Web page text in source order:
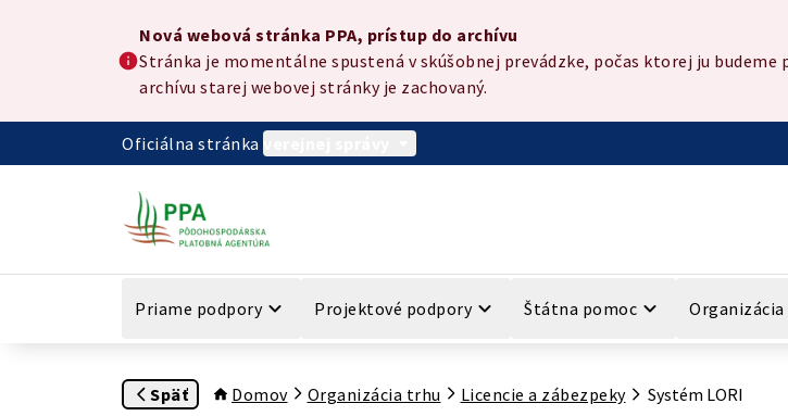
Preskočiť na hlavný obsah
Nová webová stránka PPA, prístup do archívu
Nová webová stránka PPA, prístup do archívu
Stránka je momentálne spustená v skúšobnej prevádzke, počas ktorej ju
archívu starej webovej stránky je zachovaný.
Oficiálna stránka
Priame podpory Projektové podpory Štátna pomoc
Späť Domov Organizácia trhu Licencie a zábezpeky Systém LORI